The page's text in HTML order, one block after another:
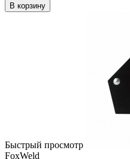
В корзину
Быстрый просмотр
FoxWeld